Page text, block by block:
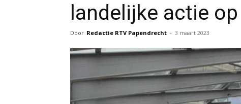
landelijke actie
Door Redactie RTV Papendrecht - 3 maart 2023